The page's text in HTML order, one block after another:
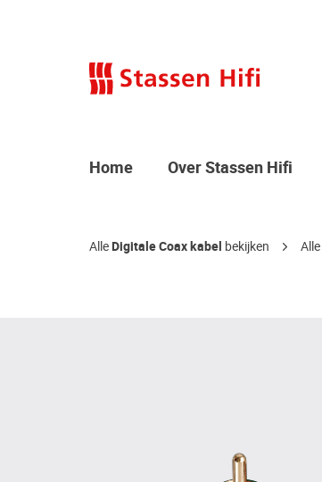
Home Over Stassen Hifi
AlleDigitale Coax kabel bekijken Alle